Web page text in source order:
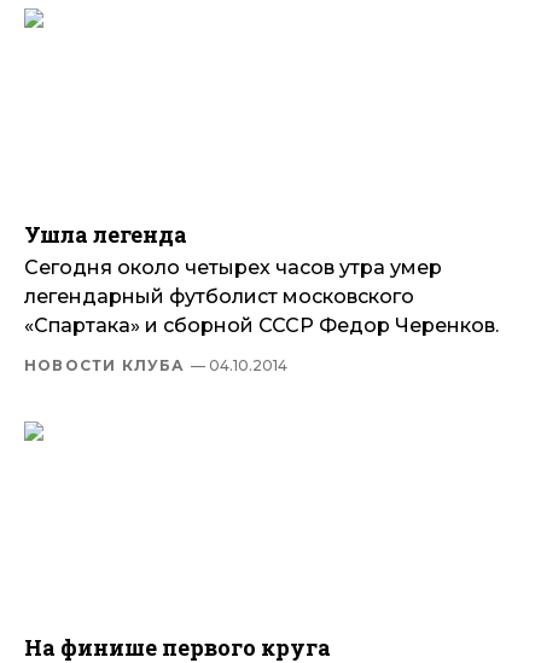
Ушла легенда
Сегодня около четырех часов утра умер
легендарный футболист московского
«Спартака» и сборной СССР Федор Черенков.
НОВОСТИ КЛУБА — 04.10.2014
На финише первого круга